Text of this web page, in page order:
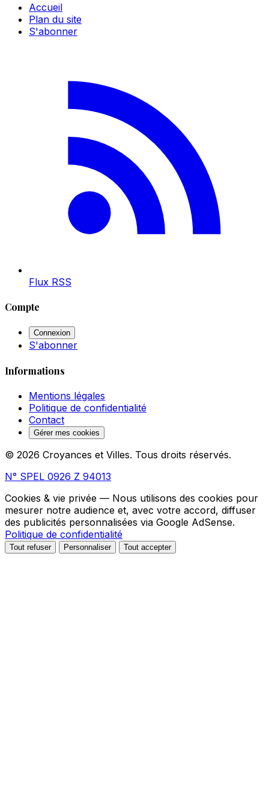
Accueil
Plan du site
S'abonner
Flux RSS
Compte
Connexion
S'abonner
Informations
Mentions légales
Politique de confidentialité
Contact
Gérer mes cookies
© 2026 Croyances et Villes. Tous droits réservés.
N° SPEL 0926 Z 94013
Cookies & vie privée — Nous utilisons des cookies pour
mesurer notre audience et, avec votre accord, diffuser
des publicités personnalisées via Google AdSense.
Politique de confidentialité
Tout refuser Personnaliser Tout accepter